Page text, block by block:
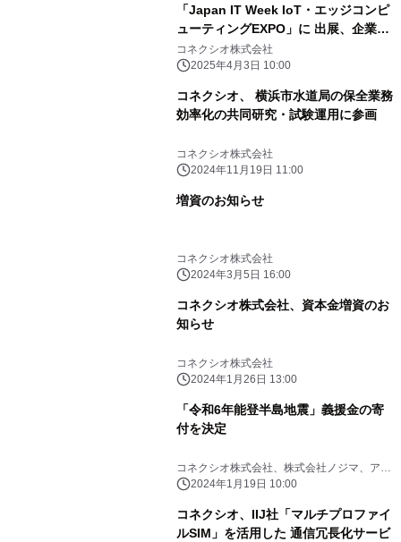
「Japan IT Week IoT・エッジコンピ
ューティングEXPO」に 出展、企業の
製品／サービス価値向上を支援する 新
IoTソリューションを展示
コネクシオ株式会社
2025年4月3日 10:00
コネクシオ、 横浜市水道局の保全業務
効率化の共同研究・試験運用に参画
コネクシオ株式会社
2024年11月19日 11:00
増資のお知らせ
コネクシオ株式会社
2024年3月5日 16:00
コネクシオ株式会社、資本金増資のお
知らせ
コネクシオ株式会社
2024年1月26日 13:00
「令和6年能登半島地震」義援金の寄
付を決定
コネクシオ株式会社、株式会社ノジマ、ア
イ・ティー・エックス株式会社、ITXコミュ
2024年1月19日 10:00
コネクシオ、IIJ社「マルチプロファイ
ルSIM」を活用した 通信冗長化サービ